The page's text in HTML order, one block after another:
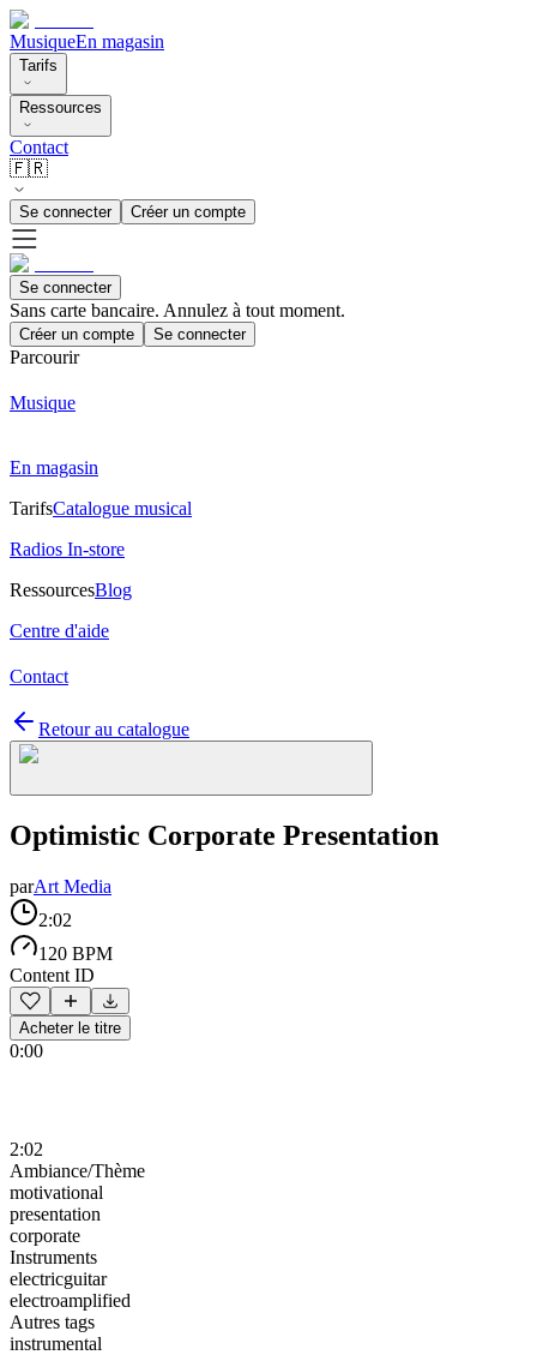
MusiqueEn magasin
Tarifs
Ressources
Contact
🇫🇷
Se connecter Créer un compte
Se connecter
Sans carte bancaire. Annulez à tout moment.
Créer un compte Se connecter
Parcourir
Musique
En magasin
TarifsCatalogue musical
Radios In-store
RessourcesBlog
Centre d'aide
Contact
Retour au catalogue
Optimistic Corporate Presentation
parArt Media
2:02
120 BPM
Content ID
Acheter le titre
0:00
2:02
Ambiance/Thème
motivational
presentation
corporate
Instruments
electricguitar
electroamplified
Autres tags
instrumental